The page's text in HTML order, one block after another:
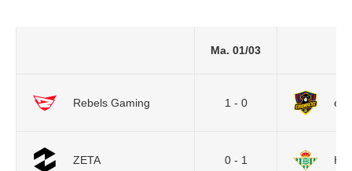
Ma. 01/03
Rebels Gaming 1 - 0
ZETA 0 - 1